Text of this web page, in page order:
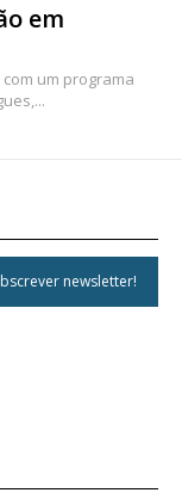
em
um programa
newsletter!